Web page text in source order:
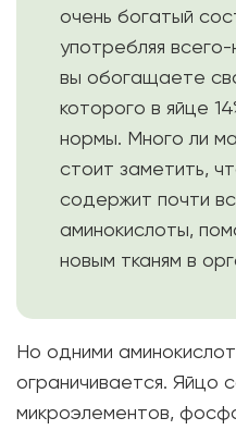
очень богатый
употребляя
вы обогащаете
которого в яйце
нормы. Много ли
стоит заметить,
содержит почти
аминокислоты,
новым тканям в
Но одними
ограничивается. Яйцо
микроэлементов,